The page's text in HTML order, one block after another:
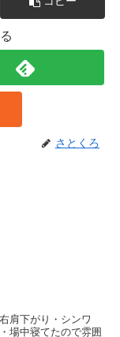
さとくろ
肩下がり・シンワ
場中寝てたので雰囲